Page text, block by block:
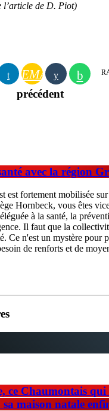
l’article de D. Piot)
EMAIL
précédent
avec la région
est fortement mobilisée
Hornbeck, vous êtes
à la santé, la
Il faut que la
Ce n'est un mystère pour
de renforts et de
ce Chaumontais qui
maison natale